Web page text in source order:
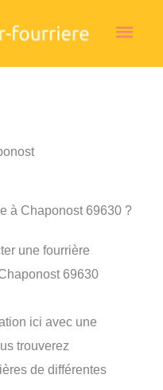
à Chaponost 69630 ?
une fourrière
69630
ici avec une
trouverez
de différentes